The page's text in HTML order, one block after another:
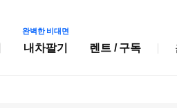
완벽한 비대면
내차팔기 렌트 / 구독